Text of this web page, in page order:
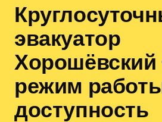
эвакуатор
режим
доступность